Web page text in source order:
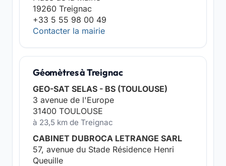
19260 Treignac
+33 5 55 98 00 49
Contacter la mairie
Géomètres à Treignac
GEO-SAT SELAS - BS (TOULOUSE)
3 avenue de l'Europe
31400 TOULOUSE
à 23,5 km de Treignac
CABINET DUBROCA LETRANGE SARL
57, avenue du Stade Résidence Henri
Queuille